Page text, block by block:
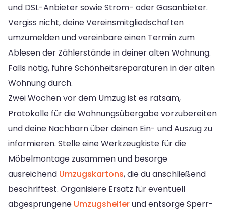
und DSL-Anbieter sowie Strom- oder Gasanbieter.
Vergiss nicht, deine Vereinsmitgliedschaften
umzumelden und vereinbare einen Termin zum
Ablesen der Zählerstände in deiner alten Wohnung.
Falls nötig, führe Schönheitsreparaturen in der alten
Wohnung durch.
Zwei Wochen vor dem Umzug ist es ratsam,
Protokolle für die Wohnungsübergabe vorzubereiten
und deine Nachbarn über deinen Ein- und Auszug zu
informieren. Stelle eine Werkzeugkiste für die
Möbelmontage zusammen und besorge
ausreichend Umzugskartons, die du anschließend
beschriftest. Organisiere Ersatz für eventuell
abgesprungene Umzugshelferund entsorge Sperr-